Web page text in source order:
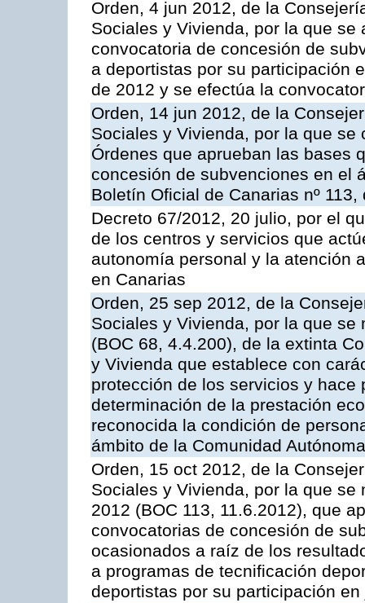
Orden, 4 jun 2012, de la
Sociales y Vivienda, por la que
convocatoria de concesión de
a deportistas por su participación
de 2012 y se efectúa la
Orden, 14 jun 2012, de la
Sociales y Vivienda, por la que
Órdenes que aprueban las bases
concesión de subvenciones en el
Boletín Oficial de Canarias nº
Decreto 67/2012, 20 julio, por el
de los centros y servicios que
autonomía personal y la atención
en Canarias
Orden, 25 sep 2012, de la
Sociales y Vivienda, por la que
(BOC 68, 4.4.200), de la extinta
y Vivienda que establece con
protección de los servicios y hace
determinación de la prestación
reconocida la condición de
ámbito de la Comunidad
Orden, 15 oct 2012, de la
Sociales y Vivienda, por la que
2012 (BOC 113, 11.6.2012), que
convocatorias de concesión de
ocasionados a raíz de los
a programas de tecnificación
deportistas por su participación